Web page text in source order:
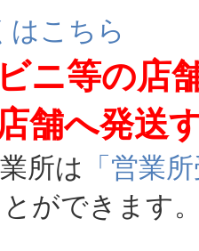
はこちら
ニ等の店
舗へ発送
所は 「営業
ができます